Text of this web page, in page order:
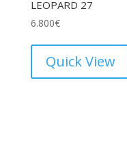
LEOPARD 27
6.800€
Quick View